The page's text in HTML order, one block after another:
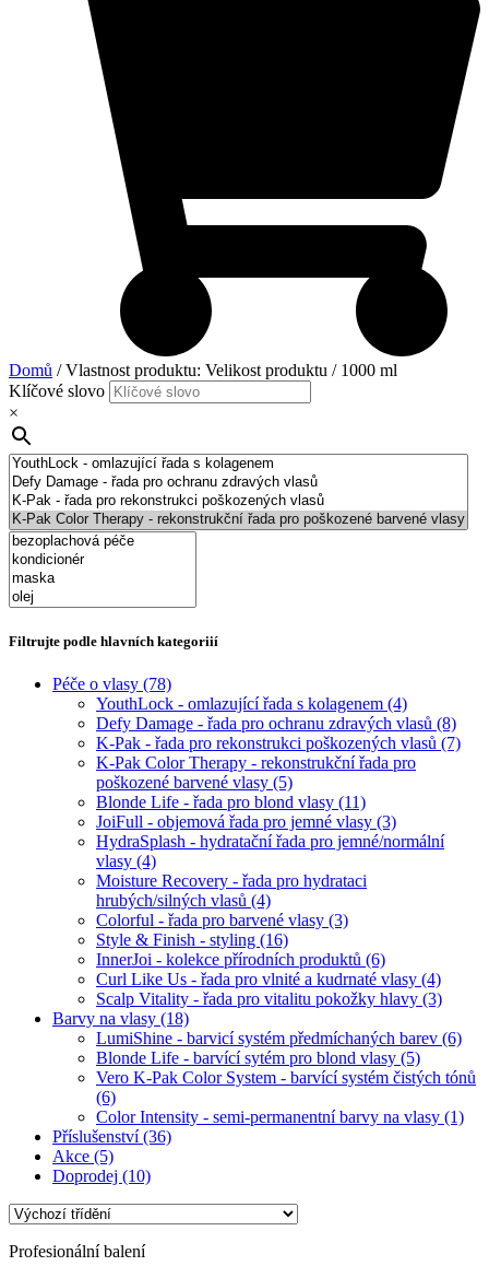
Domů / Vlastnost produktu: Velikost produktu / 1000 ml
Klíčové slovo
×
Filtrujte podle hlavních kategoriií
Péče o vlasy (78)
YouthLock - omlazující řada s kolagenem (4)
Defy Damage - řada pro ochranu zdravých vlasů (8)
K-Pak - řada pro rekonstrukci poškozených vlasů (7)
K-Pak Color Therapy - rekonstrukční řada pro
poškozené barvené vlasy (5)
Blonde Life - řada pro blond vlasy (11)
JoiFull - objemová řada pro jemné vlasy (3)
HydraSplash - hydratační řada pro jemné/normální
vlasy (4)
Moisture Recovery - řada pro hydrataci
hrubých/silných vlasů (4)
Colorful - řada pro barvené vlasy (3)
Style & Finish - styling (16)
InnerJoi - kolekce přírodních produktů (6)
Curl Like Us - řada pro vlnité a kudrnaté vlasy (4)
Scalp Vitality - řada pro vitalitu pokožky hlavy (3)
Barvy na vlasy (18)
LumiShine - barvicí systém předmíchaných barev (6)
Blonde Life - barvící sytém pro blond vlasy (5)
Vero K-Pak Color System - barvící systém čistých tónů
(6)
Color Intensity - semi-permanentní barvy na vlasy (1)
Příslušenství(36)
Akce (5)
Doprodej (10)
Profesionální balení